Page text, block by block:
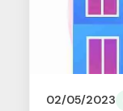
02/05/2023